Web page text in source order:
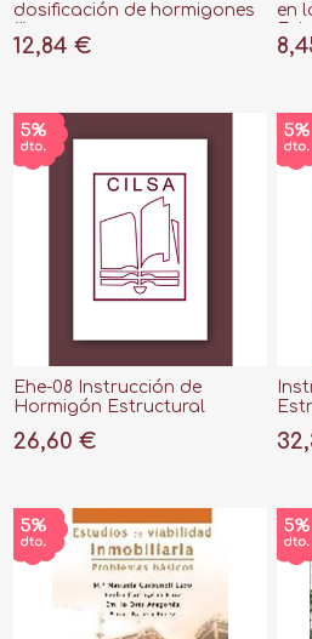
dosificación de hormigones
12,84 €
en
Ehe-08 Instrucción de
Hormigón Estructural
26,60 €